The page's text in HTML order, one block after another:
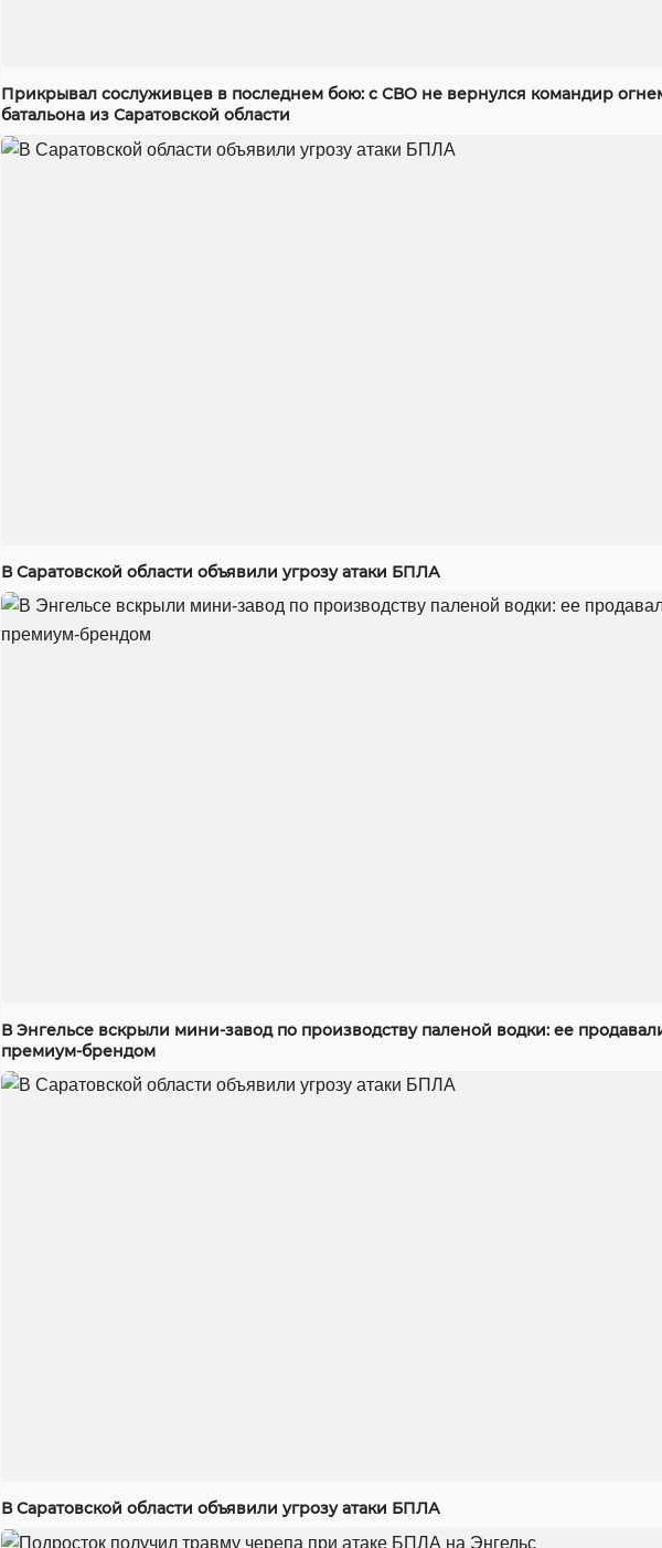
Прикрывал сослуживцев в последнем бою: с СВО не вернулся командир
батальона из Саратовской области
В Саратовской области объявили угрозу атаки БПЛА
В Энгельсе вскрыли мини-завод по производству паленой водки: ее
премиум-брендом
В Саратовской области объявили угрозу атаки БПЛА